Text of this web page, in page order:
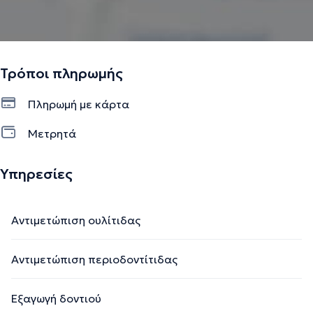
Τρόποι πληρωμής
Πληρωμή με κάρτα
Μετρητά
Υπηρεσίες
Αντιμετώπιση ουλίτιδας
Αντιμετώπιση περιοδοντίτιδας
Εξαγωγή δοντιού